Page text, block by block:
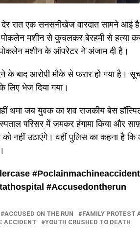
देर रात एक सनसनीखेज वारदात सामने
मशीन से कुचलकर बेरहमी से हत्या
पोकलेन मशीन के ऑपरेटर ने अंजाम दी है।
के बाद आरोपी मौके से फरार हो गया है।
लिए भेज दिया गया।
थमा जब युवक का शव राजकीय बेस
परिसर में जमकर हंगामा किया और
नहीं उठाएंगे। वहीं पुलिस का कहना है
#
#Accusedontherun
ACCUSED ON THE RUN FAMILY PROTEST
ACCIDENT
YOUTH CRUSHED TO DEATH